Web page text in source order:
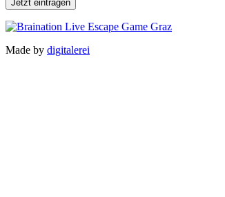
Made by digitalerei